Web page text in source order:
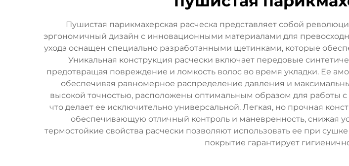
Пушистая парикмахерская расческа представляет собой
эргономичный дизайн с инновационными материалами для
ухода оснащен специально разработанными щетинками, которые
Уникальная конструкция расчески включает передовые
предотвращая повреждение и ломкость волос во время укладки. Ее
обеспечивая равномерное распределение давления и
высокой точностью, расположены оптимальным образом для работы
что делает ее исключительно универсальной. Легкая, но прочная
обеспечивающую отличный контроль и маневренность, снижая
термостойкие свойства расчески позволяют использовать ее при
покрытие гарантирует